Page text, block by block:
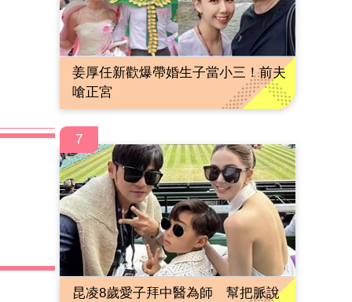
姜厚任新歡爆帶婚生子當小三！前夫
嗆正宮
7
昆凌8歲愛子拜中醫為師 幫把脈說